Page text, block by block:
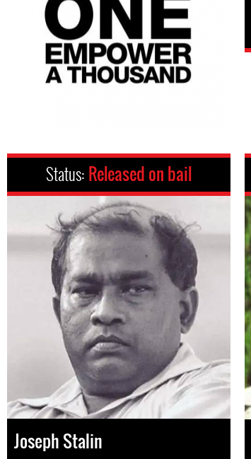
Status: Released on bail
Joseph Stalin